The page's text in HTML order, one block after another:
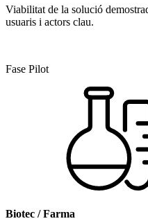
Viabilitat de la solució
usuaris i actors clau.
Fase Pilot​
Biotec / Farma